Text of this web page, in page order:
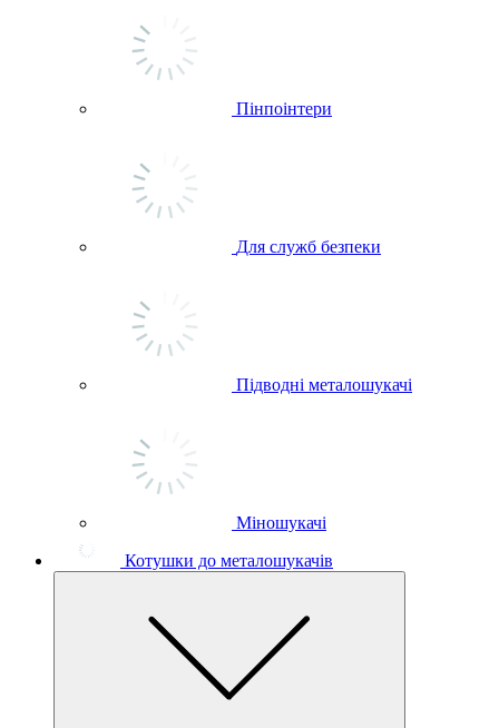
Пінпоінтери
Для служб безпеки
Підводні металошукачі
Міношукачі
Котушки до металошукачів